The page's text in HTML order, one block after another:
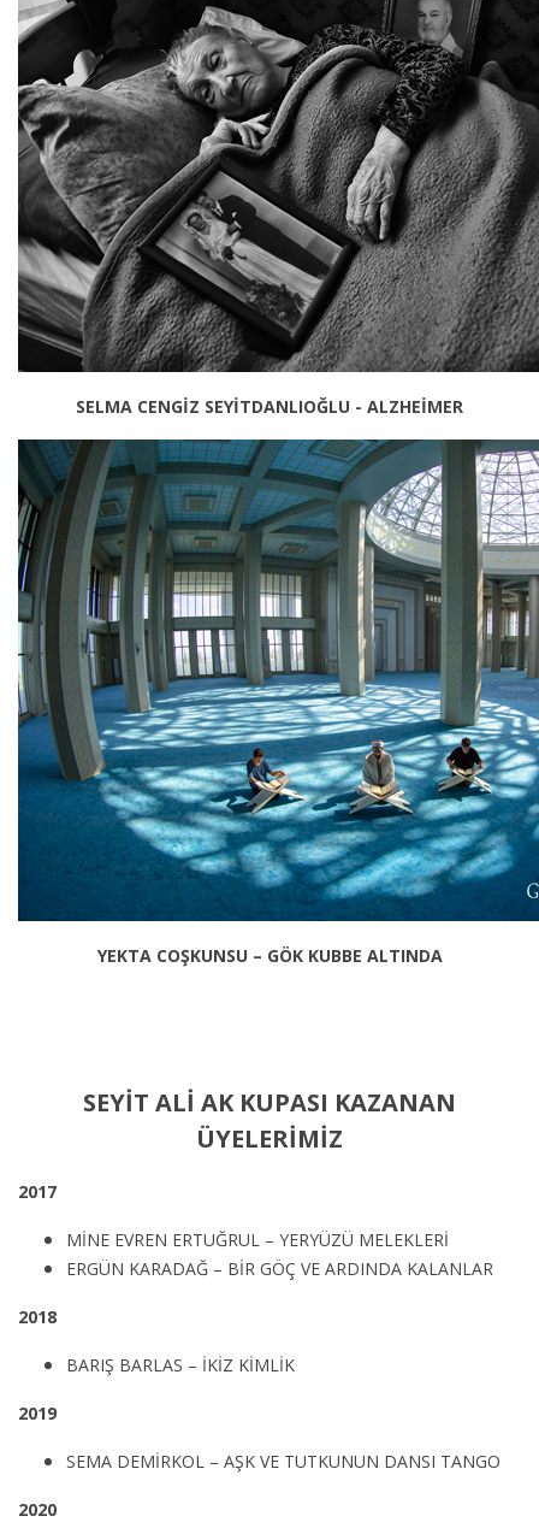
SELMA CENGİZ SEYİTDANLIOĞLU - ALZHEİMER
YEKTA COŞKUNSU – GÖK KUBBE ALTINDA
SEYİT ALİ AK KUPASI KAZANAN
ÜYELERİMİZ
2017
MİNE EVREN ERTUĞRUL – YERYÜZÜ MELEKLERİ
ERGÜN KARADAĞ – BİR GÖÇ VE ARDINDA KALANLAR
2018
BARIŞ BARLAS – İKİZ KİMLİK
2019
SEMA DEMİRKOL – AŞK VE TUTKUNUN DANSI TANGO
2020